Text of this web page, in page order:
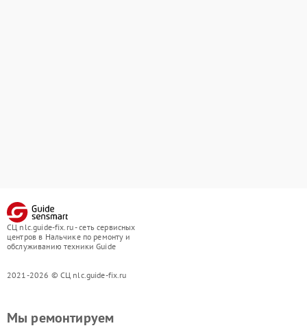
СЦ nlc.guide-fix.ru - сеть сервисных
центров в Нальчике по ремонту и
обслуживанию техники Guide
2021-2026 © СЦ nlc.guide-fix.ru
Мы ремонтируем